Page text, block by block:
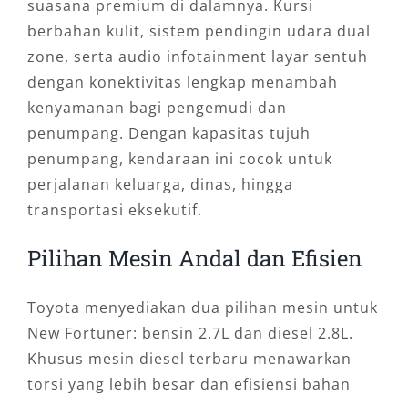
suasana premium di dalamnya. Kursi
berbahan kulit, sistem pendingin udara dual
zone, serta audio infotainment layar sentuh
dengan konektivitas lengkap menambah
kenyamanan bagi pengemudi dan
penumpang. Dengan kapasitas tujuh
penumpang, kendaraan ini cocok untuk
perjalanan keluarga, dinas, hingga
transportasi eksekutif.
Pilihan Mesin Andal dan Efisien
Toyota menyediakan dua pilihan mesin untuk
New Fortuner: bensin 2.7L dan diesel 2.8L.
Khusus mesin diesel terbaru menawarkan
torsi yang lebih besar dan efisiensi bahan